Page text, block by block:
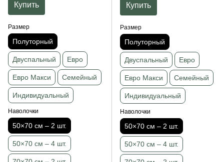
Купить
Размер
Полуторный
Двуспальный Евро
Евро Макси Семейный
Индивидуальный
Наволочки
50×70 см – 2 шт.
50×70 см – 4 шт.
Купить
Размер
Полуторный
Двуспальный Евро
Евро Макси Семейный
Индивидуальный
Наволочки
50×70 см – 2 шт.
50×70 см – 4 шт.